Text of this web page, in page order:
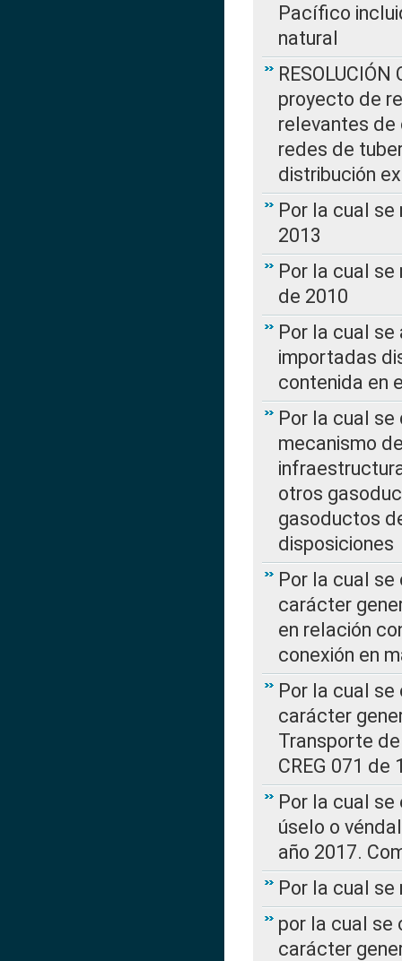
Pacífico
natural
proyecto de
relevantes de
redes de
distribución
Por la cual se
2013
Por la cual se
de 2010
Por la cual
importadas
contenida en
Por la cual se
mecanismo
otros
gasoductos
disposiciones
Por la cual
carácter
en relación
conexión en
Por la cual
carácter
Transporte
CREG 071 de
Por la cual
úselo o
año 2017.
Por la cual se
por la cual se
carácter